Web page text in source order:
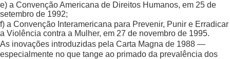
e) a Convenção Americana de Direitos Humanos, em 25 de
setembro de 1992;
f) a Convenção Interamericana para Prevenir, Punir e Erradicar
a Violência contra a Mulher, em 27 de novembro de 1995.
As inovações introduzidas pela Carta Magna de 1988 —
especialmente no que tange ao primado da prevalência dos